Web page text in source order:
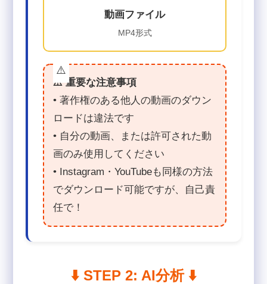
動画ファイル
MP4形式
⚠️ 重要な注意事項
• 著作権のある他人の動画のダウン
ロードは違法です
• 自分の動画、または許可された動
画のみ使用してください
• Instagram・YouTubeも同様の方法
でダウンロード可能ですが、自己責
任で！
⬇️ STEP 2: AI分析 ⬇️